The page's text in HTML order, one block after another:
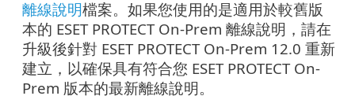
離線說明檔案。如果您使用的是適用於較舊版
本的 ESET PROTECT On-Prem 離線說明，請在
升級後針對 ESET PROTECT On-Prem 12.0 重新
建立，以確保具有符合您 ESET PROTECT On-
Prem 版本的最新離線說明。